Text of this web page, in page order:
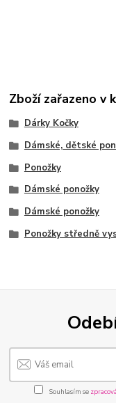
Zboží zařazeno v
Dárky Kočky
Dámské, dětské
Ponožky
Dámské ponožky
Dámské ponožky
Ponožky středně
Souhlasím se